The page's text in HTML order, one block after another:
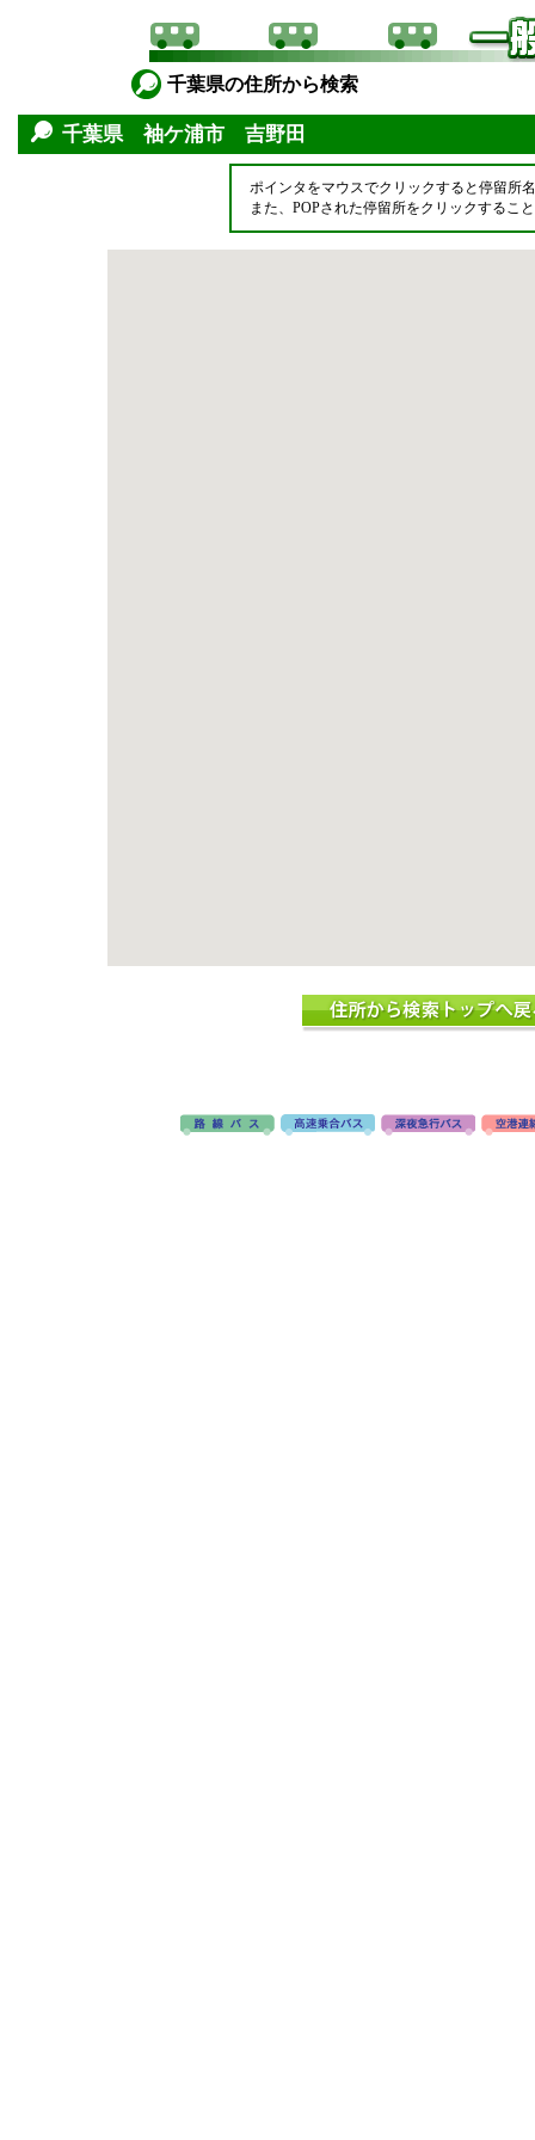
千葉県の住所から検索
千葉県 袖ケ浦市 吉野田
ポインタをマウスでクリックすると停留所
また、POPされた停留所をクリックするこ